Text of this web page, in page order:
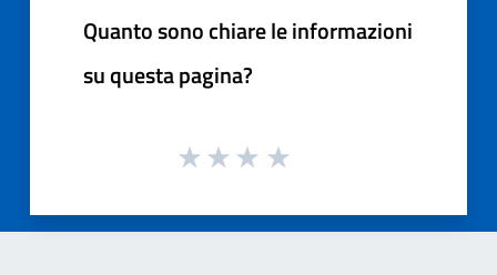
Quanto sono chiare le informazioni
su questa pagina?